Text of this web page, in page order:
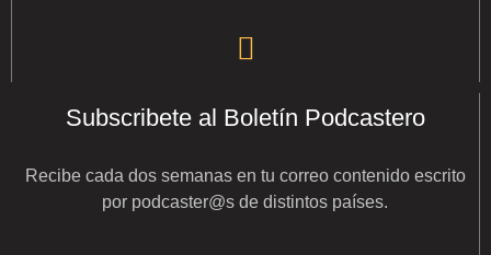
Subscribete al Boletín Podcastero
Recibe cada dos semanas en tu correo contenido escrito
por podcaster@s de distintos países.